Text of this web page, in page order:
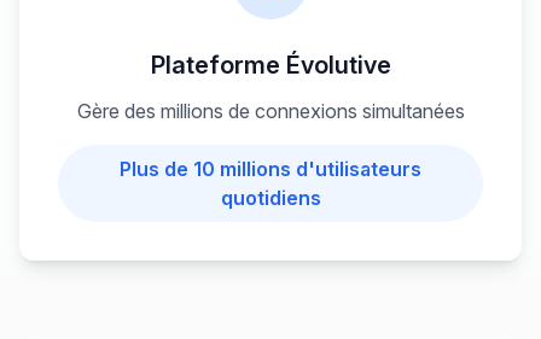
Plateforme Évolutive
Gère des millions de connexions simultanées
Plus de 10 millions d'utilisateurs
quotidiens